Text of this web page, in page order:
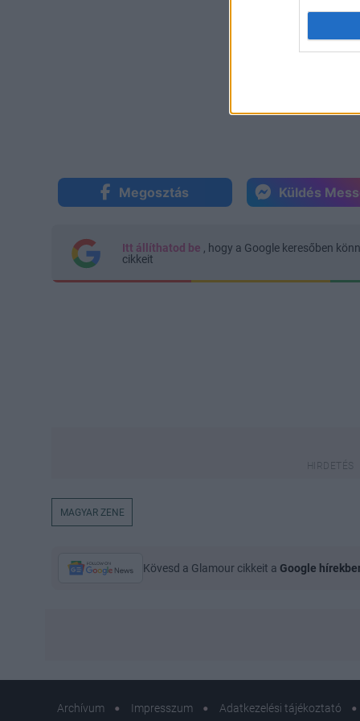
Megosztás Küldés
Itt állíthatod be , hogy a Google keresőben
cikkeit
MAGYAR ZENE
Kövesd a Glamour cikkeit a Google
Archívum Impresszum Adatkezelési tájékoztató